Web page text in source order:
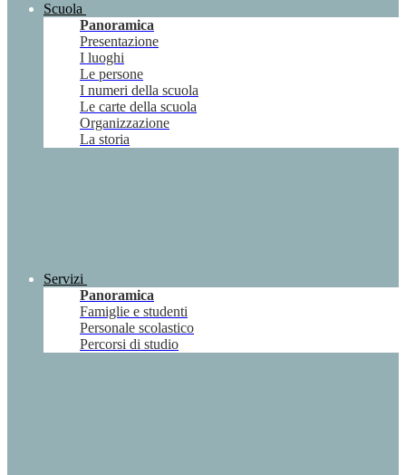
Scuola
Panoramica
Presentazione
I luoghi
Le persone
I numeri della scuola
Le carte della scuola
Organizzazione
La storia
Servizi
Panoramica
Famiglie e studenti
Personale scolastico
Percorsi di studio